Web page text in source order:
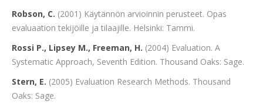
Robson, C. (2001) Käytännön arvioinnin perusteet. Opas
evaluaation tekijöille ja tilaajille. Helsinki: Tammi.
Rossi P., Lipsey M., Freeman, H. (2004) Evaluation. A
Systematic Approach, Seventh Edition. Thousand Oaks: Sage.
Stern, E. (2005) Evaluation Research Methods. Thousand
Oaks: Sage.